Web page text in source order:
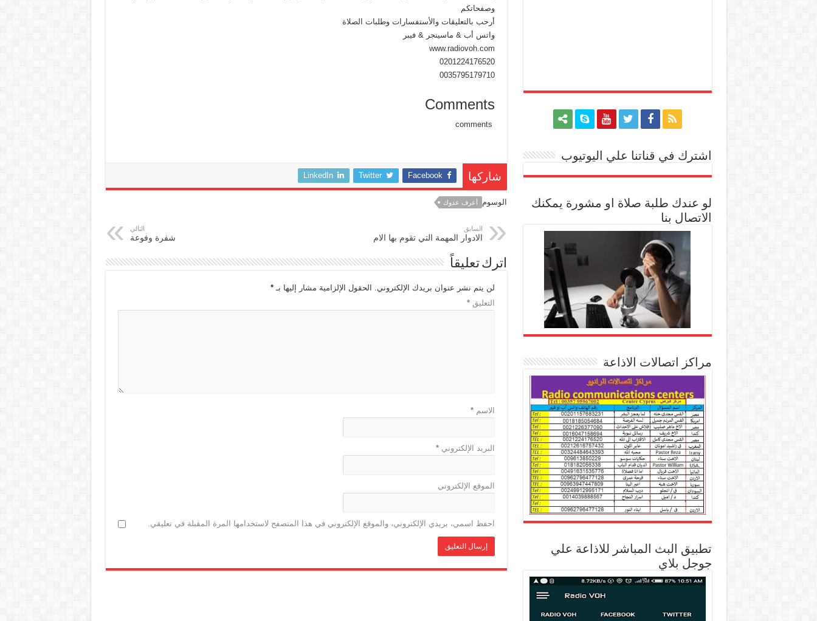
وصفحاتكم
أرحب بالتعليقات والأستفسارات وطلبات الصلاة
واتس أب & ماسينجر & فيبر
www.radiovoh.com
0201224176520
0035795179710
Comments
شاركها Facebook
Twitter
LinkedIn
الوسوم أعرف عدوك
السابق
الادوار المهمة التي تقوم بها الام
التالي
شفرة وفوعة
اترك تعليقاً
لن يتم نشر عنوان بريدك الإلكتروني. الحقول الإلزامية مشار إليها بـ*
التعليق*
الاسم*
البريد الإلكتروني*
الموقع الإلكتروني
احفظ اسمي، بريدي الإلكتروني، والموقع الإلكتروني في هذا المتصفح لاستخدامها المرة المقبلة في تعليقي.
اشترك في قناتنا علي اليوتيوب
لو عندك طلبة صلاة او مشورة يمكنك
الاتصال بنا
مراكز اتصالات الاذاعة
تطبيق البث المباشر للاذاعة علي
جوجل بلاي